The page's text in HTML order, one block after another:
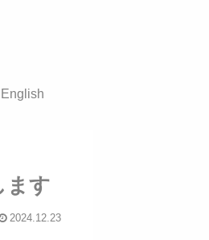
English
ます
2024.12.23